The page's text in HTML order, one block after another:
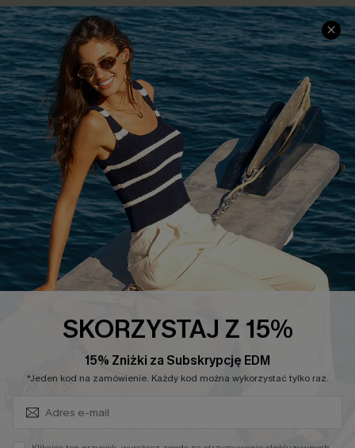
O NAS
Opinie Klientów
Polityka Prywatności
Warunki & Zasady
Łańcuch Dostaw Cupshe
20% Zniżki na SMS
Informacje o Wysyłce
Jak Śledzić
Polityka Zwrotów
Rozpocznij Zwrot
Informacje o Rozmiarach
FAQS
Kontakt z Nami
POPULARNA KOLEKCJA
Nowości
Niezbędnik na Wakacje
Miękka Dzianina
Wysokim Stanem
SKORZYSTAJ Z 15%
15% Zniżki za Subskrypcję EDM
*Jeden kod na zamówienie. Każdy kod można wykorzystać tylko raz.